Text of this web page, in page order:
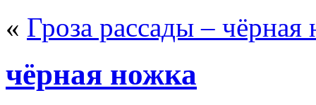
« Гроза рассады – чёрная
чёрная ножка